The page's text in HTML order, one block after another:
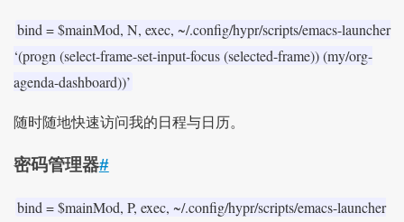
bind = $mainMod, N, exec, ~/.config/hypr/scripts/emacs-launcher
‘(progn (select-frame-set-input-focus (selected-frame)) (my/org-
agenda-dashboard))’
随时随地快速访问我的日程与日历。
密码管理器#
bind = $mainMod, P, exec, ~/.config/hypr/scripts/emacs-launcher